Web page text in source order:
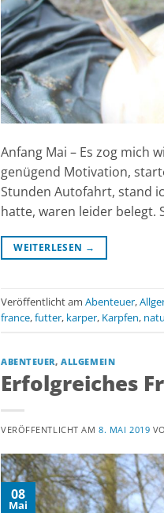
Anfang Mai – Es zog mich
genügend Motivation,
Stunden Autofahrt, stand
hatte, waren leider belegt.
WEITERLESEN →
Veröffentlicht am Abenteuer,
france,futter, karper, Karpfen,
ABENTEUER,ALLGEMEIN
Erfolgreiches
VERÖFFENTLICHT AM8. MAI 2019
08
Mai